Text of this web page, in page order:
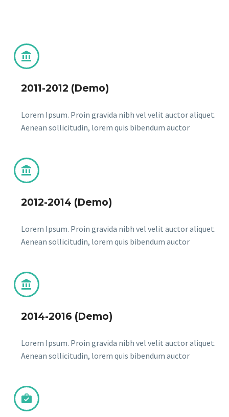


2011-2012 (Demo)
Lorem Ipsum. Proin gravida nibh vel velit auctor aliquet.
Aenean sollicitudin, lorem quis bibendum auctor


2012-2014 (Demo)
Lorem Ipsum. Proin gravida nibh vel velit auctor aliquet.
Aenean sollicitudin, lorem quis bibendum auctor


2014-2016 (Demo)
Lorem Ipsum. Proin gravida nibh vel velit auctor aliquet.
Aenean sollicitudin, lorem quis bibendum auctor

